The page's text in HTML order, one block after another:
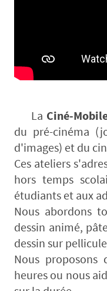
La Ciné-
du pré-cinéma
d'images) et du
Ces ateliers
hors temps
étudiants et aux
Nous abordons
dessin animé,
dessin sur
Nous proposons
heures ou nous